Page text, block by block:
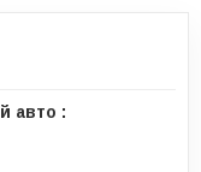
авто :